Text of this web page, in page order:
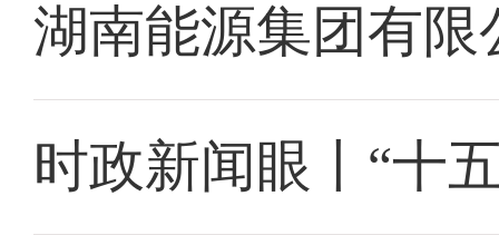
湖南能源集团有
时政新闻眼丨“十